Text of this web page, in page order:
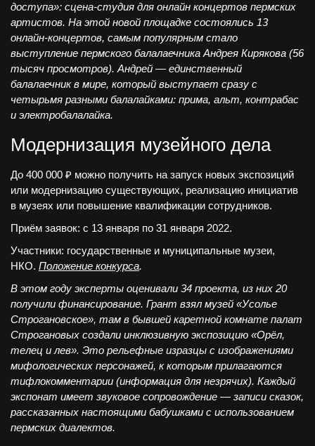
доступа»: сцена-студия для онлайн концертов пермских
артистов. На этой новой площадке состоялись 13
онлайн-концертов, самым популярным стало
выступление пермского балалаечника Андрея Кирякова (56
тысяч просмотров). Андрей — единственный
балалаечник в мире, который выступает сразу с
четырьмя разными балалайками: прима, альт, контрабас
и электробалалайка.
Модернизация музейного дела
До 400 000 ₽ можно получить на запуск новых экспозиций
или модернизацию существующих, реализацию инициатив
в музеях или повышение квалификации сотрудников.
Приём заявок: с 13 января по 31 января 2022.
Участники: государственные и муниципальные музеи,
НКО. Положение конкурса.
В этом году эксперты оценивали 34 проекта, из них 20
получили финансирование. Грант взял музей «Усолье
Строгановское», там в бывшей каретной комнате палат
Строгановых создали инклюзивную экспозицию «Орёл,
телец и лев». Это рельефные изразцы с изображениями
мифологических персонажей, к которым прилагаются
тифлокомментарии (информация для незрячих). Каждый
экспонат имеет звуковое сопровождение — записи сказок,
рассказанных настоящими бабушками с использованием
пермских диалектов.